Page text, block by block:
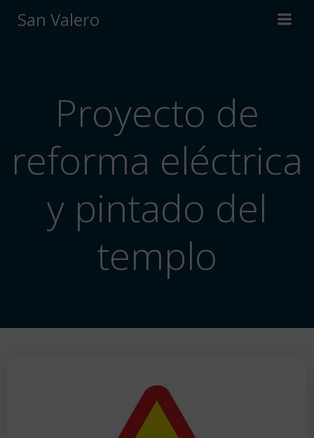
San Valero
Proyecto de
reforma eléctrica
y pintado del
templo